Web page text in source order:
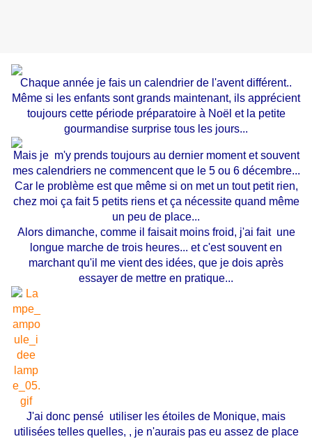
Chaque année je fais un calendrier de l'avent différent..
Même si les enfants sont grands maintenant, ils apprécient
toujours cette période préparatoire à Noël et la petite
gourmandise surprise tous les jours...
Mais je m'y prends toujours au dernier moment et souvent
mes calendriers ne commencent que le 5 ou 6 décembre...
Car le problème est que même si on met un tout petit rien,
chez moi ça fait 5 petits riens et ça nécessite quand même
un peu de place...
Alors dimanche, comme il faisait moins froid, j'ai fait une
longue marche de trois heures... et c'est souvent en
marchant qu'il me vient des idées, que je dois après
essayer de mettre en pratique...
J'ai donc pensé utiliser les étoiles de Monique, mais
utilisées telles quelles, , je n'aurais pas eu assez de place